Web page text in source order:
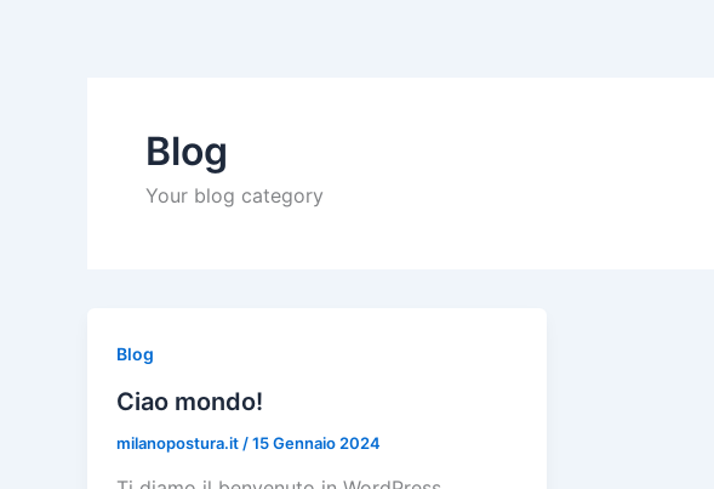
Blog
Your blog category
Blog
Ciao mondo!
milanopostura.it /15 Gennaio 2024